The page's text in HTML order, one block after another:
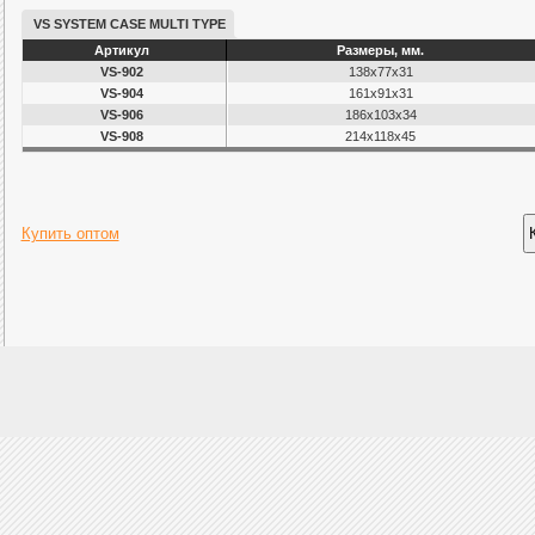
сохраняющими свою форму даже в
чего нельзя сказать о более
аналогах.
Сделано в Японии.
VS SYSTEM CASE MULTI TYPE
Артикул
Размеры, мм.
VS-902
138х77х31
VS-904
161х91х31
VS-906
186х103х34
VS-908
214х118х45
Купить оптом